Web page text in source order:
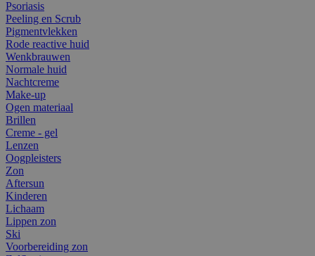
Psoriasis
Peeling en Scrub
Pigmentvlekken
Rode reactive huid
Wenkbrauwen
Normale huid
Nachtcreme
Make-up
Ogen materiaal
Brillen
Creme - gel
Lenzen
Oogpleisters
Zon
Aftersun
Kinderen
Lichaam
Lippen zon
Ski
Voorbereiding zon